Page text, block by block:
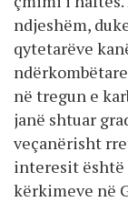
ndjeshëm,
qytetarëve
në tregun e
janë shtuar
veçanërisht
interesit
kërkimeve në